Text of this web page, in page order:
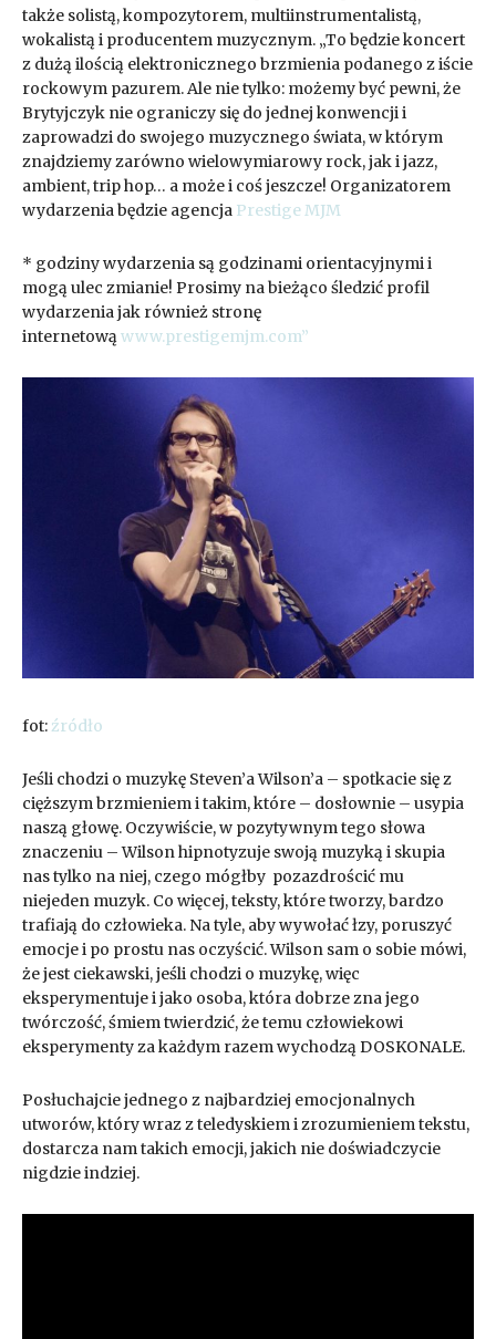
także solistą, kompozytorem, multiinstrumentalistą,
wokalistą i producentem muzycznym. „To będzie koncert
z dużą ilością elektronicznego brzmienia podanego z iście
rockowym pazurem. Ale nie tylko: możemy być pewni, że
Brytyjczyk nie ograniczy się do jednej konwencji i
zaprowadzi do swojego muzycznego świata, w którym
znajdziemy zarówno wielowymiarowy rock, jak i jazz,
ambient, trip hop… a może i coś jeszcze! Organizatorem
wydarzenia będzie agencja Prestige MJM
* godziny wydarzenia są godzinami orientacyjnymi i
mogą ulec zmianie! Prosimy na bieżąco śledzić profil
wydarzenia jak również stronę
internetowąwww.prestigemjm.com”
fot:źródło
Jeśli chodzi o muzykę Steven’a Wilson’a – spotkacie się z
cięższym brzmieniem i takim, które – dosłownie – usypia
naszą głowę. Oczywiście, w pozytywnym tego słowa
znaczeniu – Wilson hipnotyzuje swoją muzyką i skupia
nas tylko na niej, czego mógłby pozazdrościć mu
niejeden muzyk. Co więcej, teksty, które tworzy, bardzo
trafiają do człowieka. Na tyle, aby wywołać łzy, poruszyć
emocje i po prostu nas oczyścić. Wilson sam o sobie mówi,
że jest ciekawski, jeśli chodzi o muzykę, więc
eksperymentuje i jako osoba, która dobrze zna jego
twórczość, śmiem twierdzić, że temu człowiekowi
eksperymenty za każdym razem wychodzą DOSKONALE.
Posłuchajcie jednego z najbardziej emocjonalnych
utworów, który wraz z teledyskiem i zrozumieniem tekstu,
dostarcza nam takich emocji, jakich nie doświadczycie
nigdzie indziej.